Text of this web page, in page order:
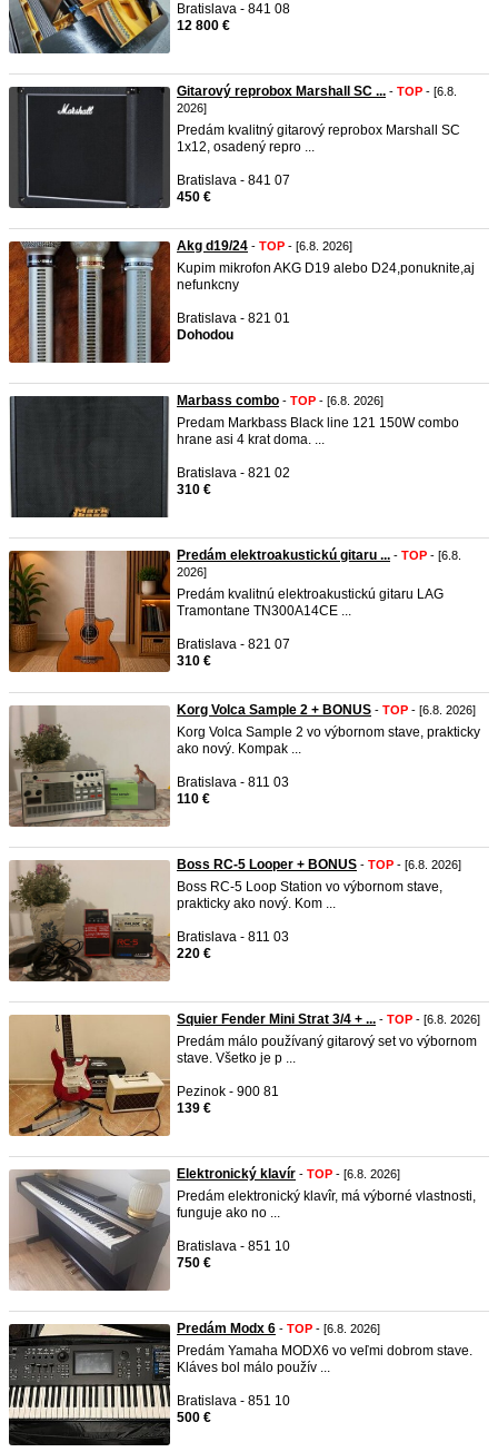
Bratislava - 841 08
12 800 €
Gitarový reprobox Marshall SC ... - TOP - [6.8.
2026]
Predám kvalitný gitarový reprobox Marshall SC
1x12, osadený repro ...
Bratislava - 841 07
450 €
Akg d19/24 - TOP - [6.8. 2026]
Kupim mikrofon AKG D19 alebo D24,ponuknite,aj
nefunkcny
Bratislava - 821 01
Dohodou
Marbass combo - TOP - [6.8. 2026]
Predam Markbass Black line 121 150W combo
hrane asi 4 krat doma. ...
Bratislava - 821 02
310 €
Predám elektroakustickú gitaru ... - TOP - [6.8.
2026]
Predám kvalitnú elektroakustickú gitaru LAG
Tramontane TN300A14CE ...
Bratislava - 821 07
310 €
Korg Volca Sample 2 + BONUS - TOP - [6.8. 2026]
Korg Volca Sample 2 vo výbornom stave, prakticky
ako nový. Kompak ...
Bratislava - 811 03
110 €
Boss RC-5 Looper + BONUS - TOP - [6.8. 2026]
Boss RC-5 Loop Station vo výbornom stave,
prakticky ako nový. Kom ...
Bratislava - 811 03
220 €
Squier Fender Mini Strat 3/4 + ... - TOP - [6.8. 2026]
Predám málo používaný gitarový set vo výbornom
stave. Všetko je p ...
Pezinok - 900 81
139 €
Elektronický klavír - TOP - [6.8. 2026]
Predám elektronický klavîr, má výborné vlastnosti,
funguje ako no ...
Bratislava - 851 10
750 €
Predám Modx 6 - TOP - [6.8. 2026]
Predám Yamaha MODX6 vo veľmi dobrom stave.
Kláves bol málo použív ...
Bratislava - 851 10
500 €